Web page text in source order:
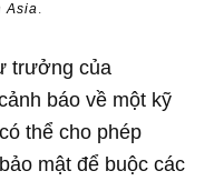
Asia.
trưởng của
báo về một kỹ
thể cho phép
mật để buộc các